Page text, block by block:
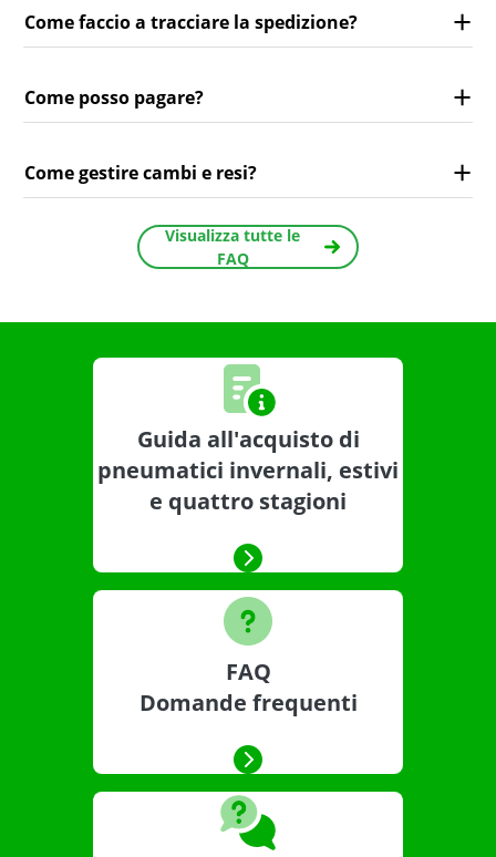
Come faccio a tracciare la spedizione?
Come posso pagare?
Come gestire cambi e resi?
Visualizza tutte le
FAQ
Guida all'acquisto di
pneumatici invernali, estivi
e quattro stagioni
FAQ
Domande frequenti